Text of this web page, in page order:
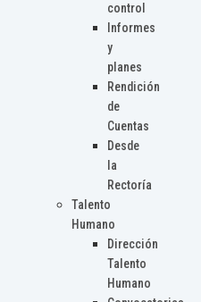
control
Informes
y
planes
Rendición
de
Cuentas
Desde
la
Rectoría
Talento
Humano
Dirección
Talento
Humano